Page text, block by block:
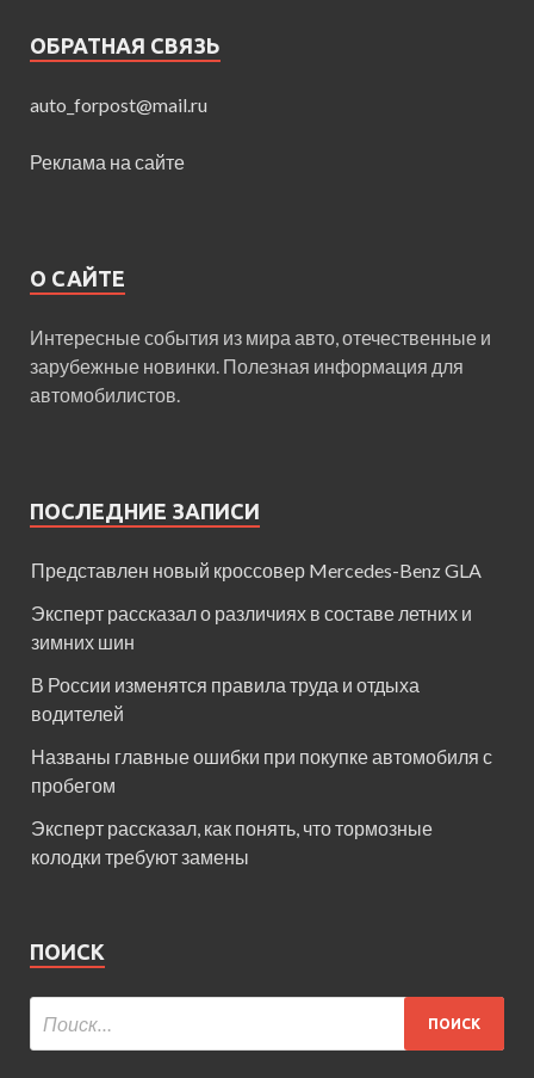
ОБРАТНАЯ СВЯЗЬ
auto_forpost@mail.ru
Реклама на сайте
О САЙТЕ
Интересные события из мира авто, отечественные и
зарубежные новинки. Полезная информация для
автомобилистов.
ПОСЛЕДНИЕ ЗАПИСИ
Представлен новый кроссовер Mercedes-Benz GLA
Эксперт рассказал о различиях в составе летних и
зимних шин
В России изменятся правила труда и отдыха
водителей
Названы главные ошибки при покупке автомобиля с
пробегом
Эксперт рассказал, как понять, что тормозные
колодки требуют замены
ПОИСК